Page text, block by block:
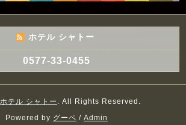
ホテル シャトー
0577-33-0455
ホテル シャトー
. All Rights Reserved.
Powered by グーペ / Admin